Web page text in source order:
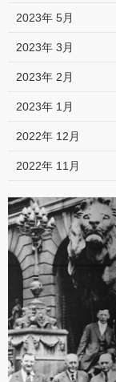
2023年 5月
2023年 3月
2023年 2月
2023年 1月
2022年 12月
2022年 11月